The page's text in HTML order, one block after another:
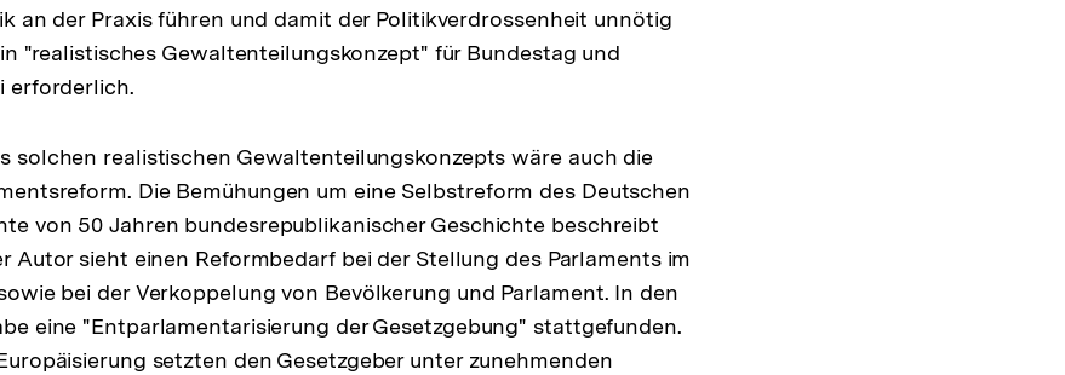
an der Praxis führen und damit der Politikverdrossenheit unnötig
"realistisches Gewaltenteilungskonzept" für Bundestag und
erforderlich.
solchen realistischen Gewaltenteilungskonzepts wäre auch die
Die Bemühungen um eine Selbstreform des Deutschen
von 50 Jahren bundesrepublikanischer Geschichte beschreibt
Autor sieht einen Reformbedarf bei der Stellung des Parlaments im
bei der Verkoppelung von Bevölkerung und Parlament. In den
eine "Entparlamentarisierung der Gesetzgebung" stattgefunden.
setzten den Gesetzgeber unter zunehmenden